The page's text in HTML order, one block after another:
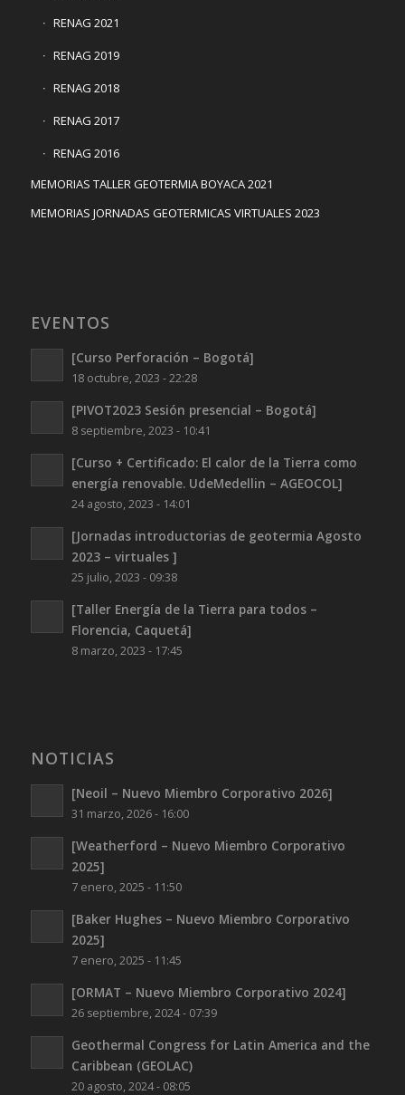
RENAG 2021
RENAG 2019
RENAG 2018
RENAG 2017
RENAG 2016
MEMORIAS TALLER GEOTERMIA BOYACA 2021
MEMORIAS JORNADAS GEOTERMICAS VIRTUALES 2023
EVENTOS
[Curso Perforación – Bogotá]
18 octubre, 2023 - 22:28
[PIVOT2023 Sesión presencial – Bogotá]
8 septiembre, 2023 - 10:41
[Curso + Certificado: El calor de la Tierra como
energía renovable. UdeMedellin – AGEOCOL]
24 agosto, 2023 - 14:01
[Jornadas introductorias de geotermia Agosto
2023 – virtuales ]
25 julio, 2023 - 09:38
[Taller Energía de la Tierra para todos –
Florencia, Caquetá]
8 marzo, 2023 - 17:45
NOTICIAS
[Neoil – Nuevo Miembro Corporativo 2026]
31 marzo, 2026 - 16:00
[Weatherford – Nuevo Miembro Corporativo
2025]
7 enero, 2025 - 11:50
[Baker Hughes – Nuevo Miembro Corporativo
2025]
7 enero, 2025 - 11:45
[ORMAT – Nuevo Miembro Corporativo 2024]
26 septiembre, 2024 - 07:39
Geothermal Congress for Latin America and the
Caribbean (GEOLAC)
20 agosto, 2024 - 08:05